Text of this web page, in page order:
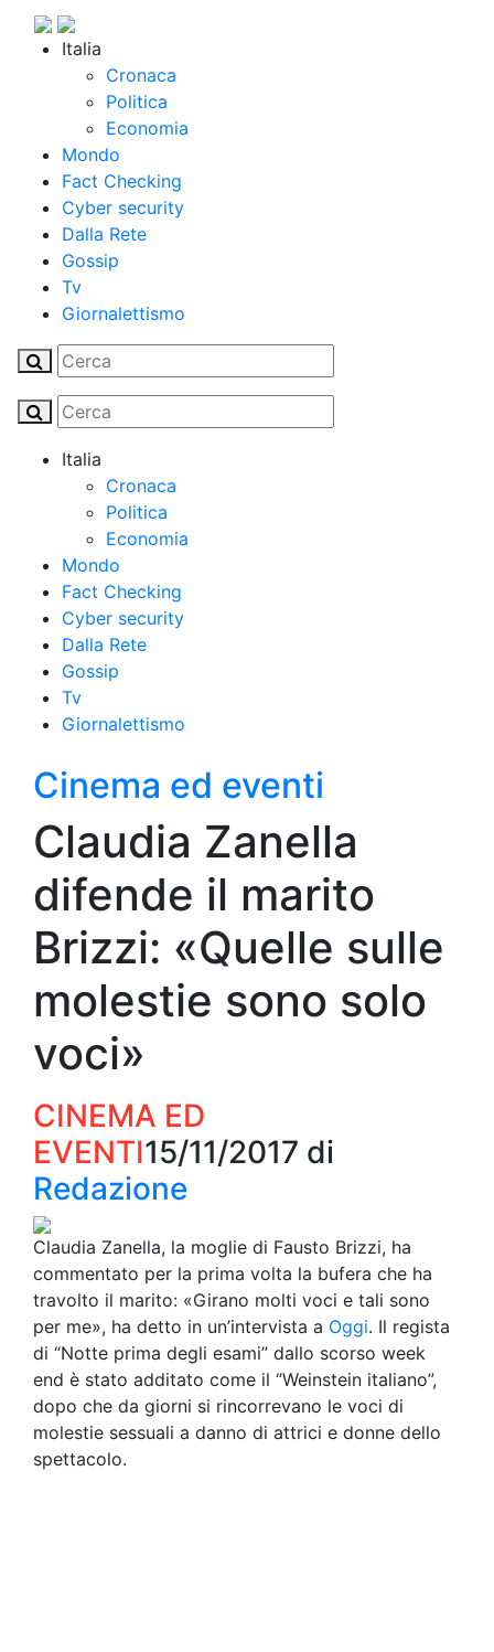
Italia
Cronaca
Politica
Economia
Mondo
Fact Checking
Cyber security
Dalla Rete
Gossip
Tv
Giornalettismo
Italia
Cronaca
Politica
Economia
Mondo
Fact Checking
Cyber security
Dalla Rete
Gossip
Tv
Giornalettismo
Cinema ed eventi
Claudia Zanella
difende il marito
Brizzi: «Quelle sulle
molestie sono solo
voci»
CINEMA ED
EVENTI15/11/2017 di
Redazione
Claudia Zanella, la moglie di Fausto Brizzi, ha
commentato per la prima volta la bufera che ha
travolto il marito: «Girano molti voci e tali sono
per me», ha detto in un’intervista a Oggi. Il regista
di “Notte prima degli esami” dallo scorso week
end è stato additato come il “Weinstein italiano”,
dopo che da giorni si rincorrevano le voci di
molestie sessuali a danno di attrici e donne dello
spettacolo.